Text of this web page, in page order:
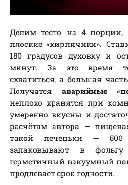
Делим тесто на 4
плоские «кирпичики».
180 градусов духовку и
минут. За это время
схватиться, а большая
Получатся аварийные
неплохо хранятся при
умеренно вкусны и
расчётам автора —
такой печеньки —
запаковывают в
герметичный вакуумный
продлевает срок годности.